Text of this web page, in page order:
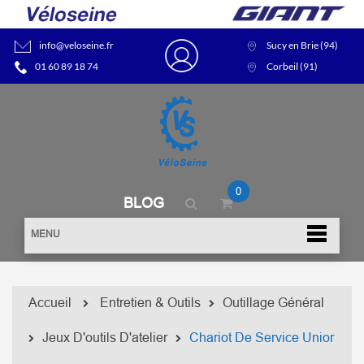
info@veloseine.fr
01 60 89 18 74
Sucy en Brie (94)
Corbeil (91)
BLOG
0
MENU
Accueil Entretien & Outils Outillage Général
Jeux D'outils D'atelier Chariot De Service Unior